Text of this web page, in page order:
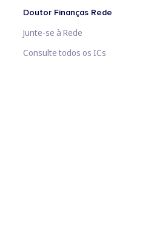
Doutor Finanças Rede
Junte-se à Rede
Consulte todos os ICs